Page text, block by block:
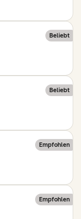
Beliebt
Beliebt
Empfohlen
Empfohlen